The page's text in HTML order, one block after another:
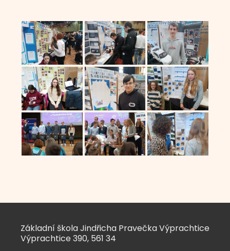
Základní škola Jindřicha Pravečka Výprachtice
Výprachtice 390, 561 34